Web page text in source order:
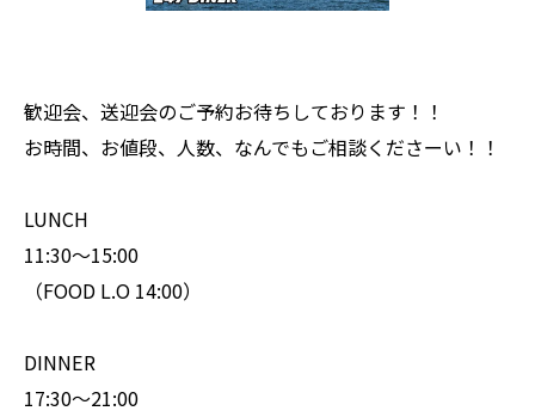
歓迎会、送迎会のご予約お待ちしております！！
お時間、お値段、人数、なんでもご相談くださーい！！
LUNCH
11:30〜15:00
（FOOD L.O 14:00）
DINNER
17:30〜21:00